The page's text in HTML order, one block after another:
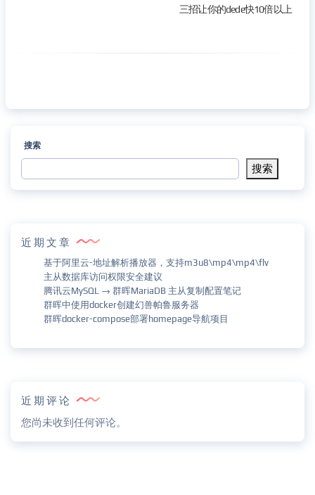
三招让你的dede快10倍以上
搜索
搜索
近期文章
基于阿里云-地址解析播放器，支持m3u8\mp4\mp4\flv
主从数据库访问权限安全建议
腾讯云MySQL → 群晖MariaDB 主从复制配置笔记
群晖中使用docker创建幻兽帕鲁服务器
群晖docker-compose部署homepage导航项目
近期评论
您尚未收到任何评论。